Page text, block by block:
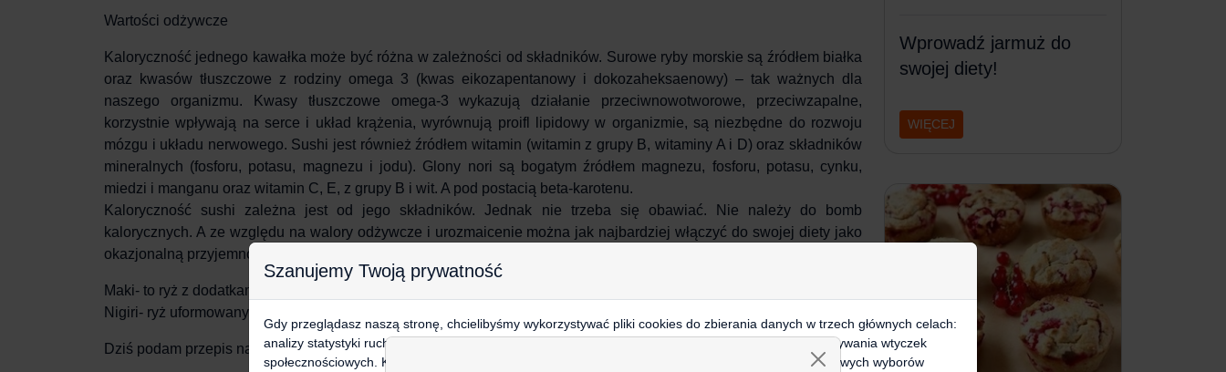
Wartości odżywcze
Kaloryczność jednego kawałka może być różna w zależności od składników. Surowe ryby morskie są źródłem białka
oraz kwasów tłuszczowe z rodziny omega 3 (kwas eikozapentanowy i dokozaheksaenowy) – tak ważnych dla
naszego organizmu. Kwasy tłuszczowe omega-3 wykazują działanie przeciwnowotworowe, przeciwzapalne,
korzystnie wpływają na serce i układ krążenia, wyrównują proifl lipidowy w organizmie, są niezbędne do rozwoju
mózgu i układu nerwowego. Sushi jest również źródłem witamin (witamin z grupy B, witaminy A i D) oraz składników
mineralnych (fosforu, potasu, magnezu i jodu). Glony nori są bogatym źródłem magnezu, fosforu, potasu, cynku,
miedzi i manganu oraz witamin C, E, z grupy B i wit. A pod postacią beta-karotenu.
Kaloryczność sushi zależna jest od jego składników. Jednak nie trzeba się obawiać. Nie należy do bomb
kalorycznych. A ze względu na walory odżywcze i urozmaicenie można jak najbardziej włączyć do swojej diety jako
okazjonalną przyjemność i wzbogacenie w nowe smaki.
Maki- to ryż z dodatkami owinięty algami morskimi
Nigiri- ryż uformowany w kulki lub wałeczki i połozona na nim ryba lub owoce morza
Dziś podam przepis na domowe sushi. Doskonale nadaje się na wieczorny posiłek.
Wprowadź jarmuż do
swojej diety!
WIĘCEJ
Szanujemy Twoją prywatność
Gdy przeglądasz naszą stronę, chcielibyśmy wykorzystywać pliki cookies do zbierania danych w trzech głównych celach:
analizy statystyki ruchu na stronie, kierowania do Ciebie reklam w innych miejscach w internecie, używania wtyczek
społecznościowych. Kliknij poniżej, by wyrazić zgodę lub przejdź do ustawień, by dokonać szczegółowych wyborów